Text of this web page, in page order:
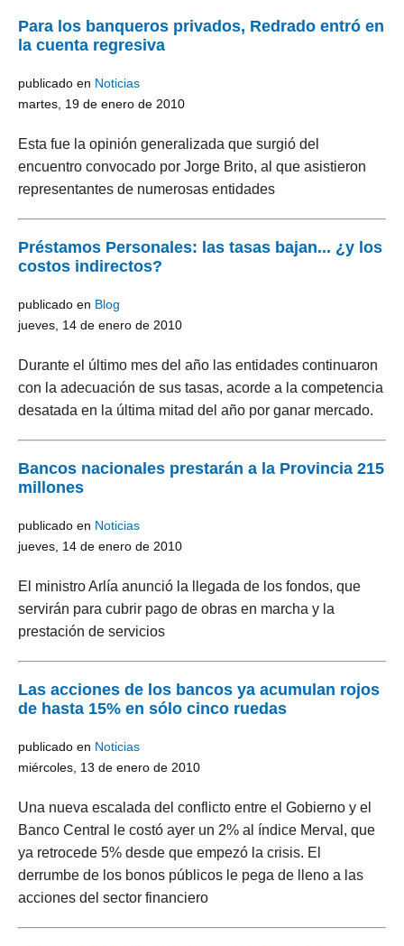
Para los banqueros privados, Redrado entró en
la cuenta regresiva
publicado en Noticias
martes, 19 de enero de 2010
Esta fue la opinión generalizada que surgió del
encuentro convocado por Jorge Brito, al que asistieron
representantes de numerosas entidades
Préstamos Personales: las tasas bajan... ¿y los
costos indirectos?
publicado en Blog
jueves, 14 de enero de 2010
Durante el último mes del año las entidades continuaron
con la adecuación de sus tasas, acorde a la competencia
desatada en la última mitad del año por ganar mercado.
Bancos nacionales prestarán a la Provincia 215
millones
publicado en Noticias
jueves, 14 de enero de 2010
El ministro Arlía anunció la llegada de los fondos, que
servirán para cubrir pago de obras en marcha y la
prestación de servicios
Las acciones de los bancos ya acumulan rojos
de hasta 15% en sólo cinco ruedas
publicado en Noticias
miércoles, 13 de enero de 2010
Una nueva escalada del conflicto entre el Gobierno y el
Banco Central le costó ayer un 2% al índice Merval, que
ya retrocede 5% desde que empezó la crisis. El
derrumbe de los bonos públicos le pega de lleno a las
acciones del sector financiero